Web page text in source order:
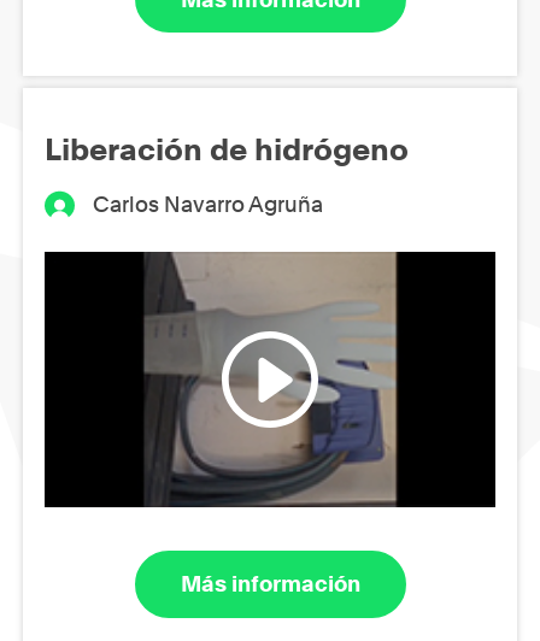
Liberación de hidrógeno
Carlos Navarro Agruña
Más información